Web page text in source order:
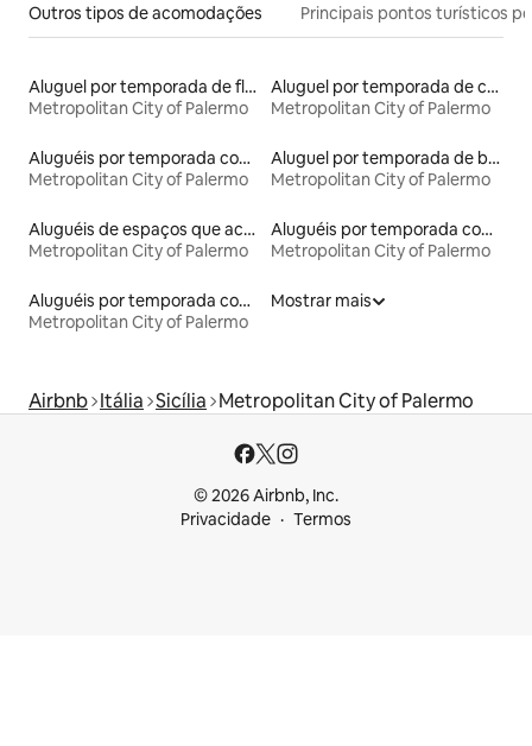
Outros tipos de acomodações Principais pontos turísticos
Aluguel por temporada de flats
Metropolitan City of Palermo
Aluguel por temporada de casas de veraneio
Metropolitan City of Palermo
Aluguéis por temporada com acesso ao lago
Metropolitan City of Palermo
Aluguel por temporada de barcos
Metropolitan City of Palermo
Aluguéis de espaços que aceitam animais de estimação
Metropolitan City of Palermo
Aluguéis por temporada com suítes privativas
Metropolitan City of Palermo
Aluguéis por temporada com sauna
Metropolitan City of Palermo
Mostrar mais
Airbnb Itália Sicília Metropolitan City of Palermo
© 2026 Airbnb, Inc.
Privacidade
Termos